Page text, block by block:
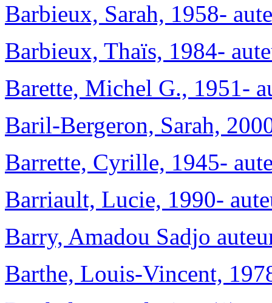
Barbieux, Sarah, 1958-
Barbieux, Thaïs, 1984-
Barette, Michel G., 1951-
Baril-Bergeron, Sarah,
Barrette, Cyrille, 1945-
Barriault, Lucie, 1990-
Barry, Amadou Sadjo
Barthe, Louis-Vincent,